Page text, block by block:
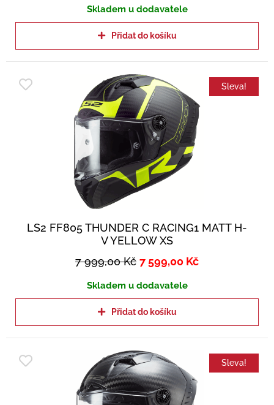
Skladem u dodavatele
Přidat do košíku
Sleva!
LS2 FF805 THUNDER C RACING1 MATT H-
V YELLOW XS
7 999,00Kč 7 599,00 Kč
Skladem u dodavatele
Přidat do košíku
Sleva!